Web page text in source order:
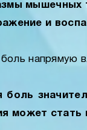
мышечных
и
боль напрямую
боль
может